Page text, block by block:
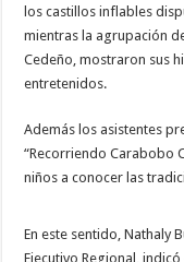
los castillos inflables
mientras la agrupación
Cedeño, mostraron sus
entretenidos.
Además los asistentes
“Recorriendo Carabobo
niños a conocer las
En este sentido, Nathaly
Ejecutivo Regional,